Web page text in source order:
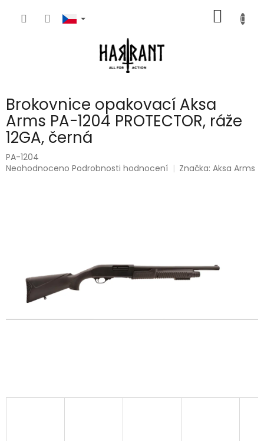
KOŠÍK
Brokovnice opakovací Aksa
Arms PA-1204 PROTECTOR, ráže
12GA, černá
PA-1204
Průměrné
Neohodnoceno Podrobnosti hodnocení Značka:Aksa Arms